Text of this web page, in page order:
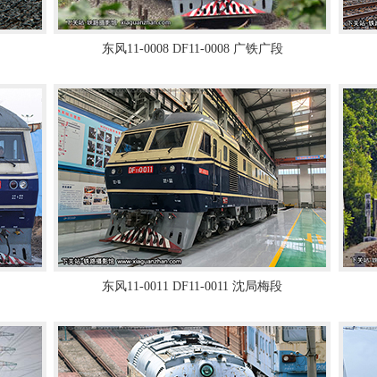
东风11-0008 DF11-0008 广铁广段
东风11-0011 DF11-0011 沈局梅段